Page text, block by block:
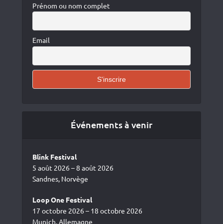
Prénom ou nom complet
Email
Événements à venir
Blink Festival
5 août 2026 – 8 août 2026
Sandnes, Norvège
Loop One Festival
17 octobre 2026 – 18 octobre 2026
Munich, Allemagne